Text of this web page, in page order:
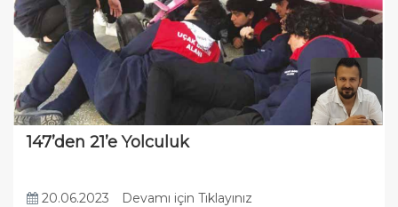
147’den 21’e Yolculuk
20.06.2023 Devamı için Tıklayınız